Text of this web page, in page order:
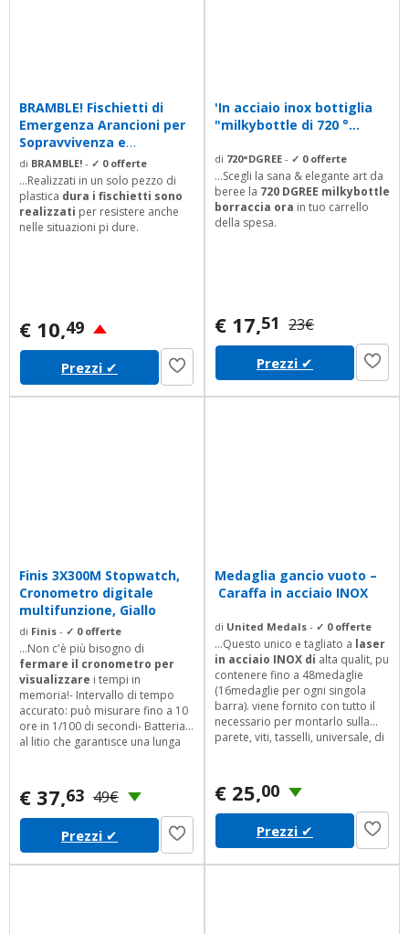
BRAMBLE! Fischietti di
Emergenza Arancioni per
Sopravvivenza e
Sicurezza...
di BRAMBLE! - ✓ 0 offerte
...Realizzati in un solo pezzo di
plastica dura i fischietti sono
realizzati per resistere anche
nelle situazioni pi dure.
€ 10,49
Prezzi ✔
'In acciaio inox bottiglia
"milkybottle di 720 °...
di 720°DGREE - ✓ 0 offerte
...Scegli la sana & elegante art da
beree la 720 DGREE milkybottle
borraccia ora in tuo carrello
della spesa.
€ 17,51 23€
Prezzi ✔
Finis 3X300M Stopwatch,
Cronometro digitale
multifunzione, Giallo
di Finis - ✓ 0 offerte
...Non c'è più bisogno di
fermare il cronometro per
visualizzare i tempi in
memoria!- Intervallo di tempo
accurato: può misurare fino a 10
ore in 1/100 di secondi- Batteria
al litio che garantisce una lunga
€ 37,63 49€
Prezzi ✔
Medaglia gancio vuoto –
Caraffa in acciaio INOX
di United Medals - ✓ 0 offerte
...Questo unico e tagliato a laser
in acciaio INOX di alta qualit, pu
contenere fino a 48medaglie
(16medaglie per ogni singola
barra). viene fornito con tutto il
necessario per montarlo sulla
parete, viti, tasselli, universale, di
€ 25,00
Prezzi ✔